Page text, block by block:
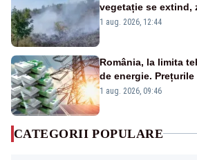
vegetație se extind,
silvicultori se luptă
1 aug. 2026, 12:44
România, la limita
de energie.
Analiză Realitatea
1 aug. 2026, 09:46
CATEGORII POPULARE